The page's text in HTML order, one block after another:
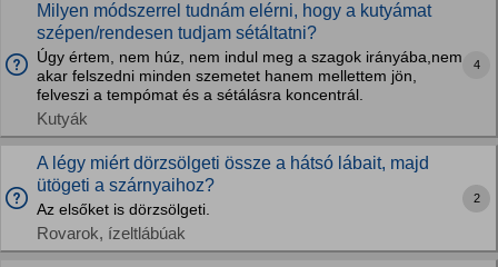
Milyen módszerrel tudnám elérni, hogy a kutyámat
szépen/rendesen tudjam sétáltatni?
Úgy értem, nem húz, nem indul meg a szagok irányába,nem
akar felszedni minden szemetet hanem mellettem jön,
felveszi a tempómat és a sétálásra koncentrál.
Kutyák
4
A légy miért dörzsölgeti össze a hátsó lábait, majd
ütögeti a szárnyaihoz?
Az elsőket is dörzsölgeti.
Rovarok, ízeltlábúak
2